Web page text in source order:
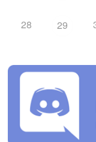
28 29